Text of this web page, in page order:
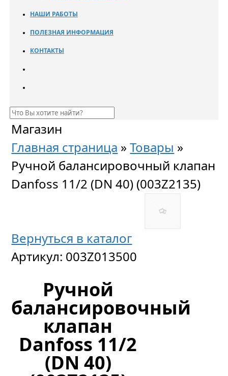
НАШИ РАБОТЫ
ПОЛЕЗНАЯ ИНФОРМАЦИЯ
КОНТАКТЫ
Магазин
Главная страница »Товары »
Ручной балансировочный клапан
Danfoss 11/2 (DN 40) (003Z2135)
Вернуться в каталог
Артикул: 003Z013500
Ручной
балансировочный
клапан
Danfoss 11/2
(DN 40)